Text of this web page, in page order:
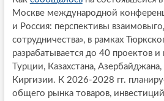
Москве международной
и Россия: перспективы
сотрудничества», в рамках
разрабатывается до 40 проектов
Турции, Казахстана,
Киргизии. К 2026-2028 гг.
общего рынка товаров,